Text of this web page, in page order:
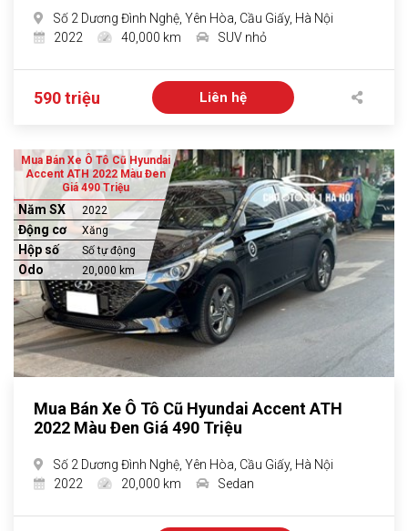
Số 2 Dương Đình Nghệ, Yên Hòa, Cầu Giấy, Hà Nội
2022
40,000 km SUV nhỏ
590 triệu Liên hệ
Mua Bán Xe Ô Tô Cũ Hyundai
Accent ATH 2022 Màu Đen
Giá 490 Triệu
Năm SX 2022
Động cơ Xăng
Hộp số Số tự động
Odo 20,000 km
Mua Bán Xe Ô Tô Cũ Hyundai Accent ATH
2022 Màu Đen Giá 490 Triệu
Số 2 Dương Đình Nghệ, Yên Hòa, Cầu Giấy, Hà Nội
2022
20,000 km Sedan